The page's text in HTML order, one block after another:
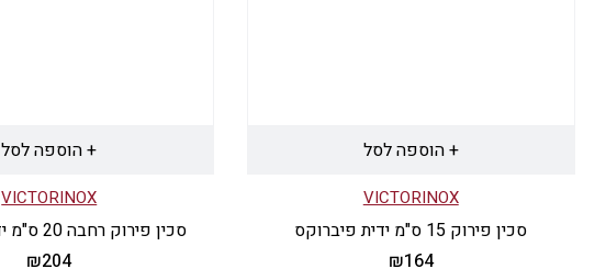
+ הוספה לסל
VICTORINOX
סכין פירוק 15 ס"מ ידית פיברוקס
₪164
+ הוספה לסל
VICTORINOX
סכין פירוק רחבה 20 ס"מ ידית פיברוקס
₪204